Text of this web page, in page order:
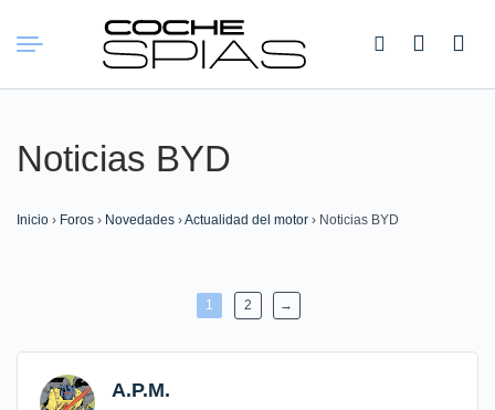
Buscar:
Noticias BYD
Inicio › Foros › Novedades ›Actualidad del motor › Noticias BYD
1 2 →
A.P.M.